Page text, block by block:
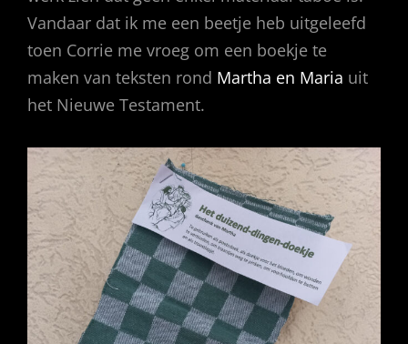
Vandaar dat ik me een beetje heb uitgeleefd
toen Corrie me vroeg om een boekje te
maken van teksten rond Martha en Maria uit
het Nieuwe Testament.